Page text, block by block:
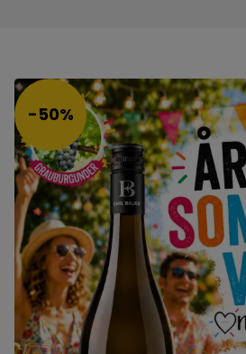
Argentina
Australien
Chile
Danmark
Frankrig
Georgien
Italien
New Zealand
Portugal
Spanien
Sydafrika
Tyskland
Dornfelder
Grenache
Pinot Gris
Riesling
Tempranillo
-50%